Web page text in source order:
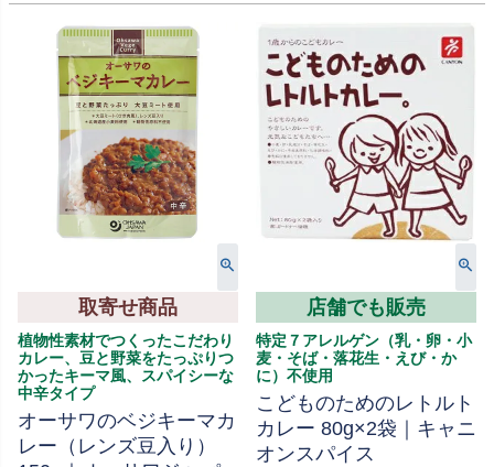
取寄せ商品
植物性素材でつくったこだわり
カレー、豆と野菜をたっぷりつ
かったキーマ風、スパイシーな
中辛タイプ
オーサワのベジキーマカ
レー（レンズ豆入り）
店舗でも販売
特定７アレルゲン（乳・卵・小
麦・そば・落花生・えび・か
に）不使用
こどものためのレトルト
カレー 80g×2袋｜キャニ
オンスパイス